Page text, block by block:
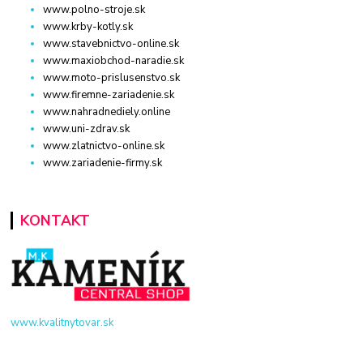
www.polno-stroje.sk
www.krby-kotly.sk
www.stavebnictvo-online.sk
www.maxiobchod-naradie.sk
www.moto-prislusenstvo.sk
www.firemne-zariadenie.sk
www.nahradnediely.online
www.uni-zdrav.sk
www.zlatnictvo-online.sk
www.zariadenie-firmy.sk
KONTAKT
www.kvalitnytovar.sk